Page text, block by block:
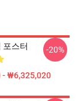
포스터
₩6,325,020
-20%